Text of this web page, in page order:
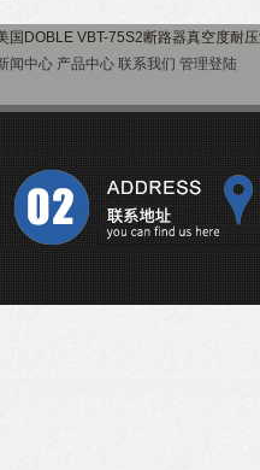
国DOBLE VBT-75S2断路器真空度耐
闻中心 产品中心 联系我们 管理登陆